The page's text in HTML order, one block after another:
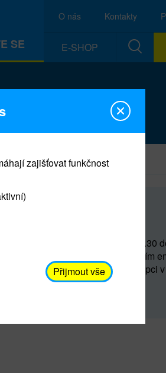
SE
O nás Kontakty
E-SHOP
UNICEF
každý čtvrtek o 11 do 15 a od 15.30
po domluvě (prostřednictvím
čísle 606 655 547) na recepci
zajišťovat funkčnost
Přijmout vše